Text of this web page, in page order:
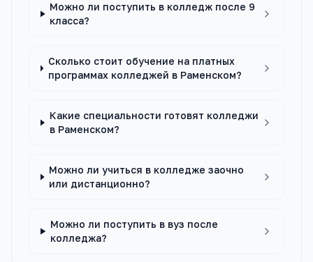
Можно ли поступить в колледж после 9
класса?
Сколько стоит обучение на платных
программах колледжей в Раменском?
Какие специальности готовят колледжи
в Раменском?
Можно ли учиться в колледже заочно
или дистанционно?
Можно ли поступить в вуз после
колледжа?